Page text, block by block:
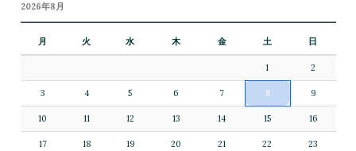
2026年8月
月 火 水 木 金 土 日
1 2
3 4 5 6 7 8 9
10 11 12 13 14 15 16
17 18 19 20 21 22 23